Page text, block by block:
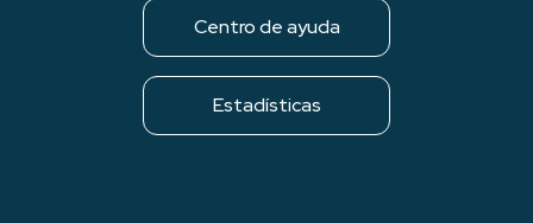
Centro de ayuda
Estadísticas